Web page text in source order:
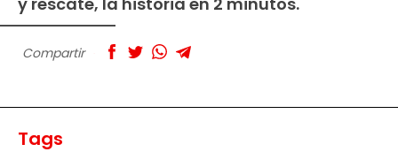
Compartir
Tags